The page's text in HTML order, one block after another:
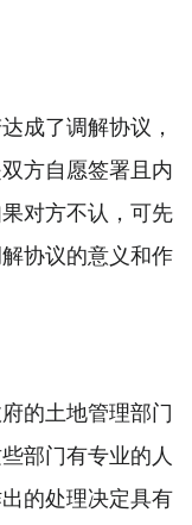
成了调解协议，
方自愿签署且内
对方不认，可先
协议的意义和作
的土地管理部门
部门有专业的人
的处理决定具有